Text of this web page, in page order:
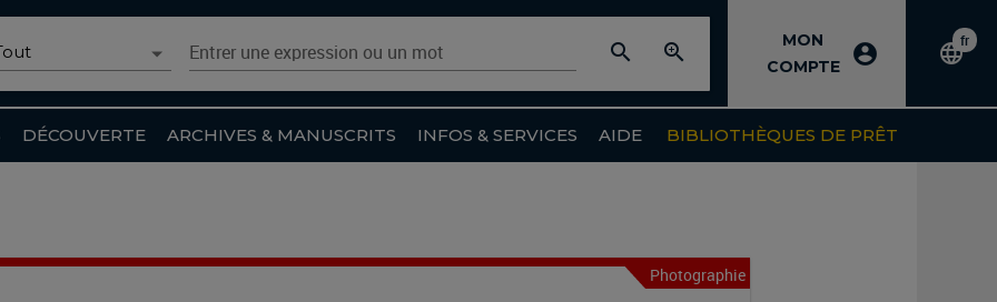
du scénario
Recherche simple
Tout
Entrer une expression ou un mot searchLancer
la
recherche
simple
zoom_inAccéder
à
la
recherche
MON
COMPTE
account_circle languagefr
DÉCOUVERTE ARCHIVES & MANUSCRITS INFOS & SERVICES AIDE BIBLIOTHÈQUES DE PRÊT
Photographie